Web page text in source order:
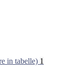
in tabelle) 1